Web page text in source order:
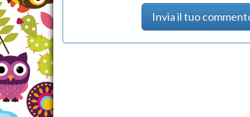
Invia il tuo